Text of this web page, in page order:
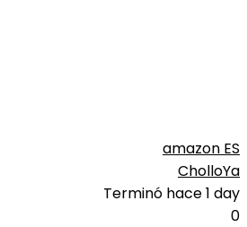
amazon ES
CholloYa
Terminó hace 1 day
0